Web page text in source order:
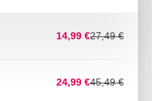
14,99 €27,49 €
24,99 €45,49 €